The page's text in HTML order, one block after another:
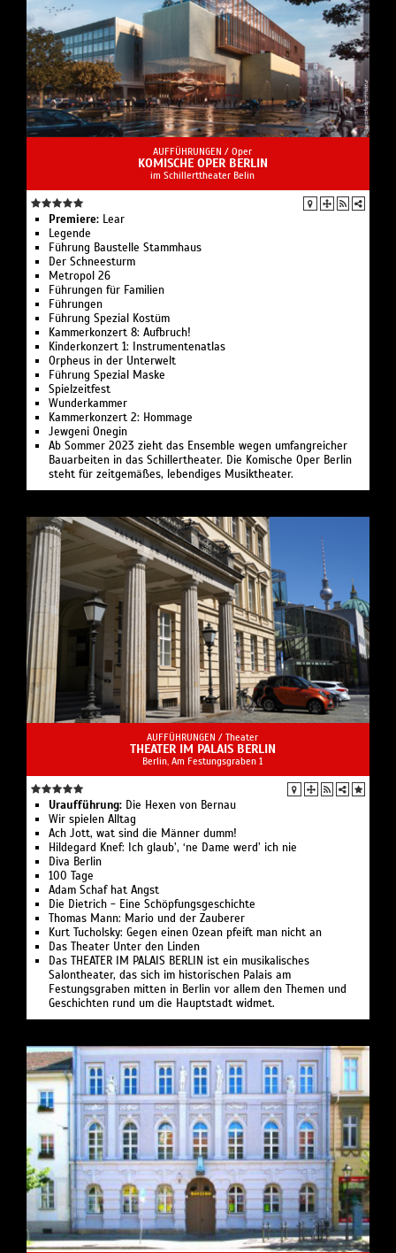
AUFFÜHRUNGEN / Oper
KOMISCHE OPER BERLIN
im Schillerttheater Belin
Premiere: Lear
Legende
Führung Bau­stelle Stamm­haus
Der Schnee­sturm
Metropol 26
Führungen für Familien
Führungen
Führung Spezial Kostüm
Kammerkonzert 8: Aufbruch!
Kinderkonzert 1: Instru­men­ten­atlas
Or­pheus in der Un­ter­welt
Führung Spezial Maske
Spielzeit­fest
Wunder­kammer
Kammerkonzert 2: Hommage
Jewgeni Onegin
Ab Sommer 2023 zieht das Ensemble wegen umfangreicher
Bauarbeiten in das Schillertheater. Die Komische Oper Berlin
steht für zeitgemäßes, lebendiges Musiktheater.
AUFFÜHRUNGEN / Theater
THEATER IM PALAIS BERLIN
Berlin, Am Festungsgraben 1
Uraufführung: Die Hexen von Bernau
Wir spielen Alltag
Ach Jott, wat sind die Männer dumm!
Hildegard Knef: Ich glaub’, ‘ne Dame werd’ ich nie
Diva Berlin
100 Tage
Adam Schaf hat Angst
Die Dietrich - Eine Schöpfungsgeschichte
Thomas Mann: Mario und der Zauberer
Kurt Tucholsky: Gegen einen Ozean pfeift man nicht an
Das Theater Unter den Linden
Das THEATER IM PALAIS BERLIN ist ein musikalisches
Salontheater, das sich im historischen Palais am
Festungsgraben mitten in Berlin vor allem den Themen und
Geschichten rund um die Hauptstadt widmet.